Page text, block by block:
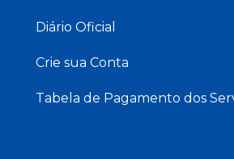
Diário Oficial
Crie sua Conta
Tabela de Pagamento dos